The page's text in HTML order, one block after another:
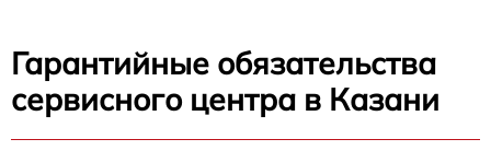
Гарантийные обязательства
сервисного центра в Казани